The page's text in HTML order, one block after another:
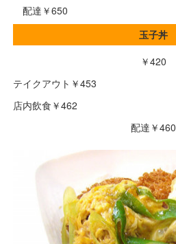
配達￥650
玉子丼
￥420
テイクアウト￥453
店内飲食￥462
配達￥460